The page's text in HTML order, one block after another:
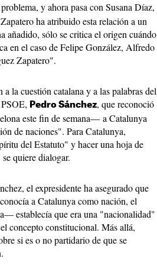
y ahora pasa con Susana Díaz,
ha atribuido esta relación a un
añadido, sólo se critica el origen cuándo
en el caso de Felipe González, Alfredo
Zapatero".
la cuestión catalana y a las palabras del
Pedro Sánchez, que reconoció
este fin de semana— a Catalunya
de naciones". Para Catalunya,
del Estatuto" y hacer una hoja de
quiere dialogar.
el expresidente ha asegurado que
a Catalunya como nación, el
establecía que era una "nacionalidad"
concepto constitucional. Más allá,
si es o no partidario de que se